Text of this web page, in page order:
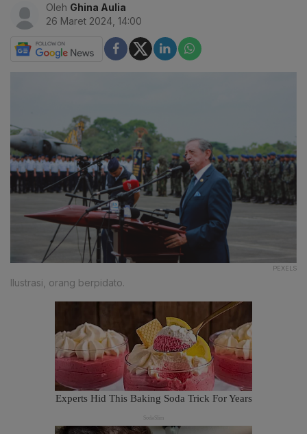
Oleh Ghina Aulia
26 Maret 2024, 14:00
PEXELS
Ilustrasi, orang berpidato.